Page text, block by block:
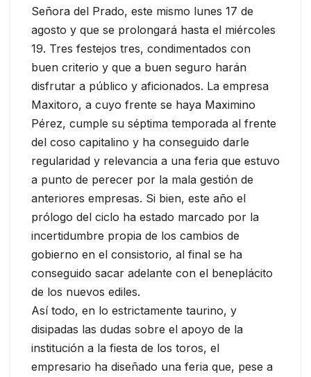
Señora del Prado, este mismo lunes 17 de
agosto y que se prolongará hasta el miércoles
19. Tres festejos tres, condimentados con
buen criterio y que a buen seguro harán
disfrutar a público y aficionados. La empresa
Maxitoro, a cuyo frente se haya Maximino
Pérez, cumple su séptima temporada al frente
del coso capitalino y ha conseguido darle
regularidad y relevancia a una feria que estuvo
a punto de perecer por la mala gestión de
anteriores empresas. Si bien, este año el
prólogo del ciclo ha estado marcado por la
incertidumbre propia de los cambios de
gobierno en el consistorio, al final se ha
conseguido sacar adelante con el beneplácito
de los nuevos ediles.
Así todo, en lo estrictamente taurino, y
disipadas las dudas sobre el apoyo de la
institución a la fiesta de los toros, el
empresario ha diseñado una feria que, pese a